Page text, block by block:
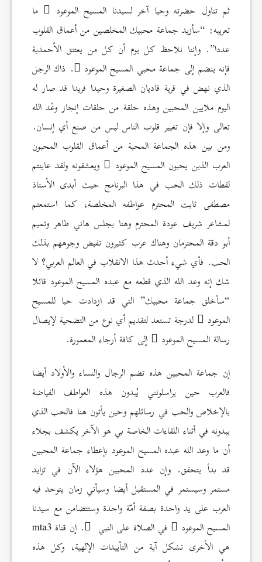
ثم تناول حضرته وحيا آخر لسيدنا المسيح الموعود
ما
تعريبه: “سأزيد جماعة محبيك المخلصين من أعماق القلوب
عددا”. وإننا نلاحظ كل يوم أن كل من يعتنق الأحمدية
فإنه ينضم إلى جماعة محبي المسيح الموعود . ذاك الرجل
الذي نهض في قرية قاديان الصغيرة وحيدا فريدا قد صار له
اليوم ملايين المحبين وهذه حلقة من حلقات إنجاز وعْد الله
تعالى وإلا فإن تغيير قلوب الناس ليس من صنع أي إنسان.
ومن بين هذه الجماعة المحبة من أعماق القلوب المحبون
العرب الذين يحبون المسيح الموعود
ويعشقونه ولقد عاينتم
لقطات ذلك الحب في هذا البرنامج حيث أبدى الأستاذ
مصطفى ثابت المحترم عواطفه المخلصة، كما استمعتم
لمشاعر شريف عودة المحترم وهنا يجلس هاني طاهر وتميم
أبو دقة المحترمان وهناك عرب كثيرون تفيض وجوههم بذلك
الحب. فأي شيء أحدث هذا الانقلاب في العالم العربي؟ لا
شك إنه وعد الله الذي قطعه مع عبده المسيح الموعود قائلا
“سأخلق جماعة محبيك” التي قد ازدادت حبا للمسيح
الموعود
لدرجة تستعد لتقديم أي نوع من التضحية لإيصال
رسالة المسيح الموعود
إلى كافة أرجاء المعمورة.
إن جماعة المحبين هذه تضم الرجال والنساء والأولاد أيضا
فالعرب حين يراسلونني يُبدون هذه العواطف الفياضة
بالإخلاص والحب في رسائلهم وحين يأتون هنا فالحب الذي
يبدونه في أثناء اللقاءات الخاصة بي هو الآخر يكشف بجلاء
أن ما وعد الله عبده المسيح الموعود بإعطاء جماعة المحبين
قد بدأ يتحقق. وإن عدد المحبين هؤلاء الآن في تزايد
مستمر وسيستمر في المستقبل أيضا وسيأتي زمان يتوحد فيه
العرب على يد واحدة بصفة أمّة واحدة وستتضامن مع سيدنا
المسيح الموعود
في الصلاة على النبي
. إن قناة mta3
هي الأخرى تشكل آية من التأييدات الإلهية، وكل هذه